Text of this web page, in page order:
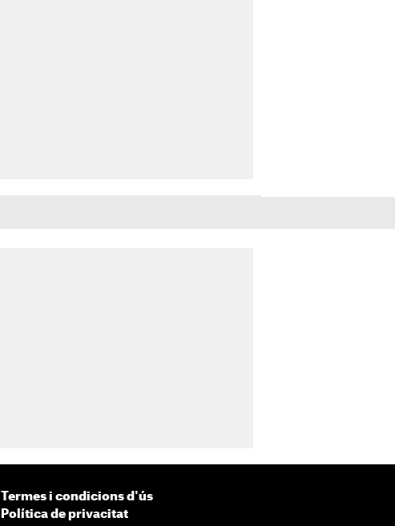
Termes i condicions d'ús
Política de privacitat